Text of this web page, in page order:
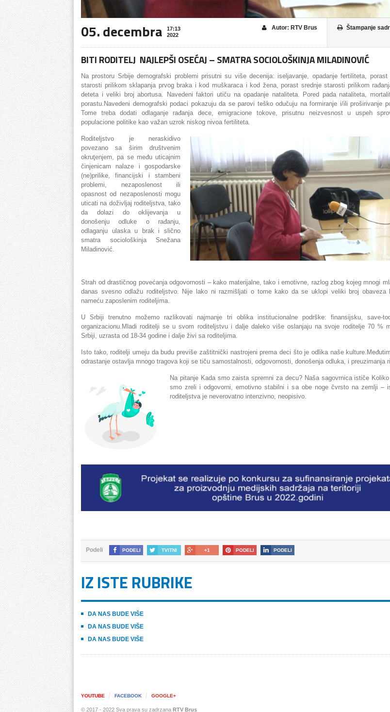
05. decembra
17:13
2022
Štampanje
Autor: RTV Brus
BITI RODITELJ NAJLEPŠI OSEĆAJ – SMATRA SOCIOLOŠKINJA MILADINOVIĆ
Na prostoru Srbije demografski problemi prisutni su više decenija: iseljavanje, opadanje fertiliteta, porast
starosti prilikom sklapanja prvog braka i kod muškaraca i kod žena, porast srednje starosti prilikom
deteta i veliki broj abortusa. Navedeni faktori utiču na opadanje nataliteta. Pored pada nataliteta,
porastu.Navedeni demografski podaci pokazuju da se parovi teško odučuju na formiranje i/ili proširivanje
Tome treba dodati odlaganje rađanja dece, emigracione tokove, prisutnu neizvesnost u uspeh
populacione politike kao važan uzrok niskog nivoa fertiliteta.
Roditeljstvo je neraskidivo
povezano sa širim društvenim
okruţenjem, pa se među uticajnim
činjenicam nalaze i gospodarske
(ne)prilike, financijski i stambeni
problemi, nezaposlenost ili
opasnost od nezaposlenosti mogu
uticati na doživljaj roditeljstva, tako
da dolazi do oklijevanja u
donošenju odluke o rađanju,
odlaganju ulaska u brak i slično
smatra sociološkinja Snežana
Miladinović.
Strah od drastičnog povećanja odgovornosti – kako materijalne, tako i emotivne, razlog zbog kojeg mnogi
danas svesno odlažu roditeljstvo. Nije lako ni razmišljati o tome kako da se uklopi veliki broj obaveza
nameću zaposlenim roditeljima.
U Srbiji trenutno možemo razlikovati najmanje tri oblika institucionalne podrške: finansijsku, save-
organizacionu.Mladi roditelji se u svom roditeljstvu i dalje daleko više oslanjaju na svoje roditelje 70 %
Srbiji, uzrasta od 18-34 godine i dalje živi sa roditeljima.
Isto tako, roditelji umeju da budu previše zaštitnički nastrojeni prema deci što je odlika naše
odrastanje ostavlja mnogo tragova koji se tiču samostalnosti, odgovornosti, donošenja odluka, i preuzimanja
Na pitanje Kada smo zaista spremni za decu? Naša sagovrnica ističe
smo zreli i odgovorni, emotivno stabilni i sa obe noge čvrsto na zemlji –
roditeljstva je neverovatno intenzivno, neopisivo.
Podeli PODELI TVITNI +1 PODELI PODELI
IZ ISTE RUBRIKE
DA NAS BUDE VIŠE
DA NAS BUDE VIŠE
DA NAS BUDE VIŠE
YOUTUBE FACEBOOK GOOGLE+
© 2017 - 2022 Sva prava su zadrzana RTV Brus